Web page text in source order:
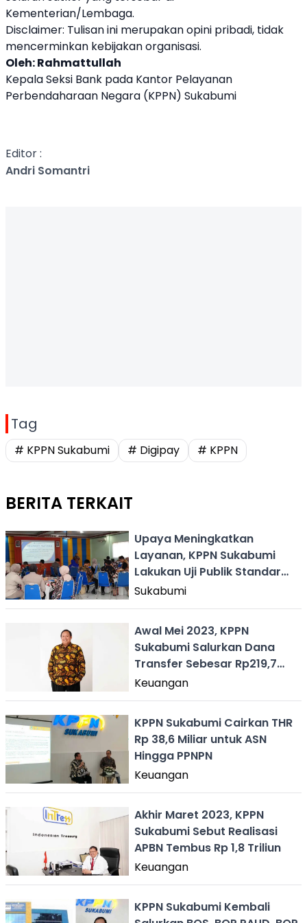
Kementerian/Lembaga.
Disclaimer: Tulisan ini merupakan opini pribadi, tidak
mencerminkan kebijakan organisasi.
Oleh: Rahmattullah
Kepala Seksi Bank pada Kantor Pelayanan
Perbendaharaan Negara (KPPN) Sukabumi
Editor :
Andri Somantri
Tag
# KPPN Sukabumi # Digipay # KPPN
BERITA TERKAIT
Upaya Meningkatkan
Layanan, KPPN Sukabumi
Lakukan Uji Publik Standar
Pelayanan
Sukabumi
Awal Mei 2023, KPPN
Sukabumi Salurkan Dana
Transfer Sebesar Rp219,7
Miliar
Keuangan
KPPN Sukabumi Cairkan THR
Rp 38,6 Miliar untuk ASN
Hingga PPNPN
Keuangan
Akhir Maret 2023, KPPN
Sukabumi Sebut Realisasi
APBN Tembus Rp 1,8 Triliun
Keuangan
KPPN Sukabumi Kembali